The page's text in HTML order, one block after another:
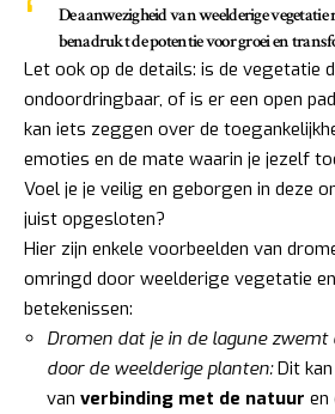
De aanwezigheid van weelderige
benadrukt de potentie voor groei en
Let ook op de details: is de vegetatie
ondoordringbaar, of is er een open
kan iets zeggen over de
emoties en de mate waarin je jezelf
Voel je je veilig en geborgen in deze
juist opgesloten?
Hier zijn enkele voorbeelden van
omringd door weelderige vegetatie
betekenissen:
Dromen dat je in de lagune
door de weelderige planten:Dit kan
van verbinding met de natuur en